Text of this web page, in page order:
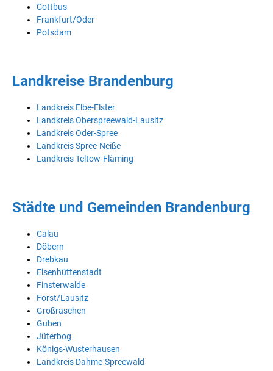
Cottbus
Frankfurt/Oder
Potsdam
Landkreise Brandenburg
Landkreis Elbe-Elster
Landkreis Oberspreewald-Lausitz
Landkreis Oder-Spree
Landkreis Spree-Neiße
Landkreis Teltow-Fläming
Städte und Gemeinden Brandenburg
Calau
Döbern
Drebkau
Eisenhüttenstadt
Finsterwalde
Forst/Lausitz
Großräschen
Guben
Jüterbog
Königs-Wusterhausen
Landkreis Dahme-Spreewald